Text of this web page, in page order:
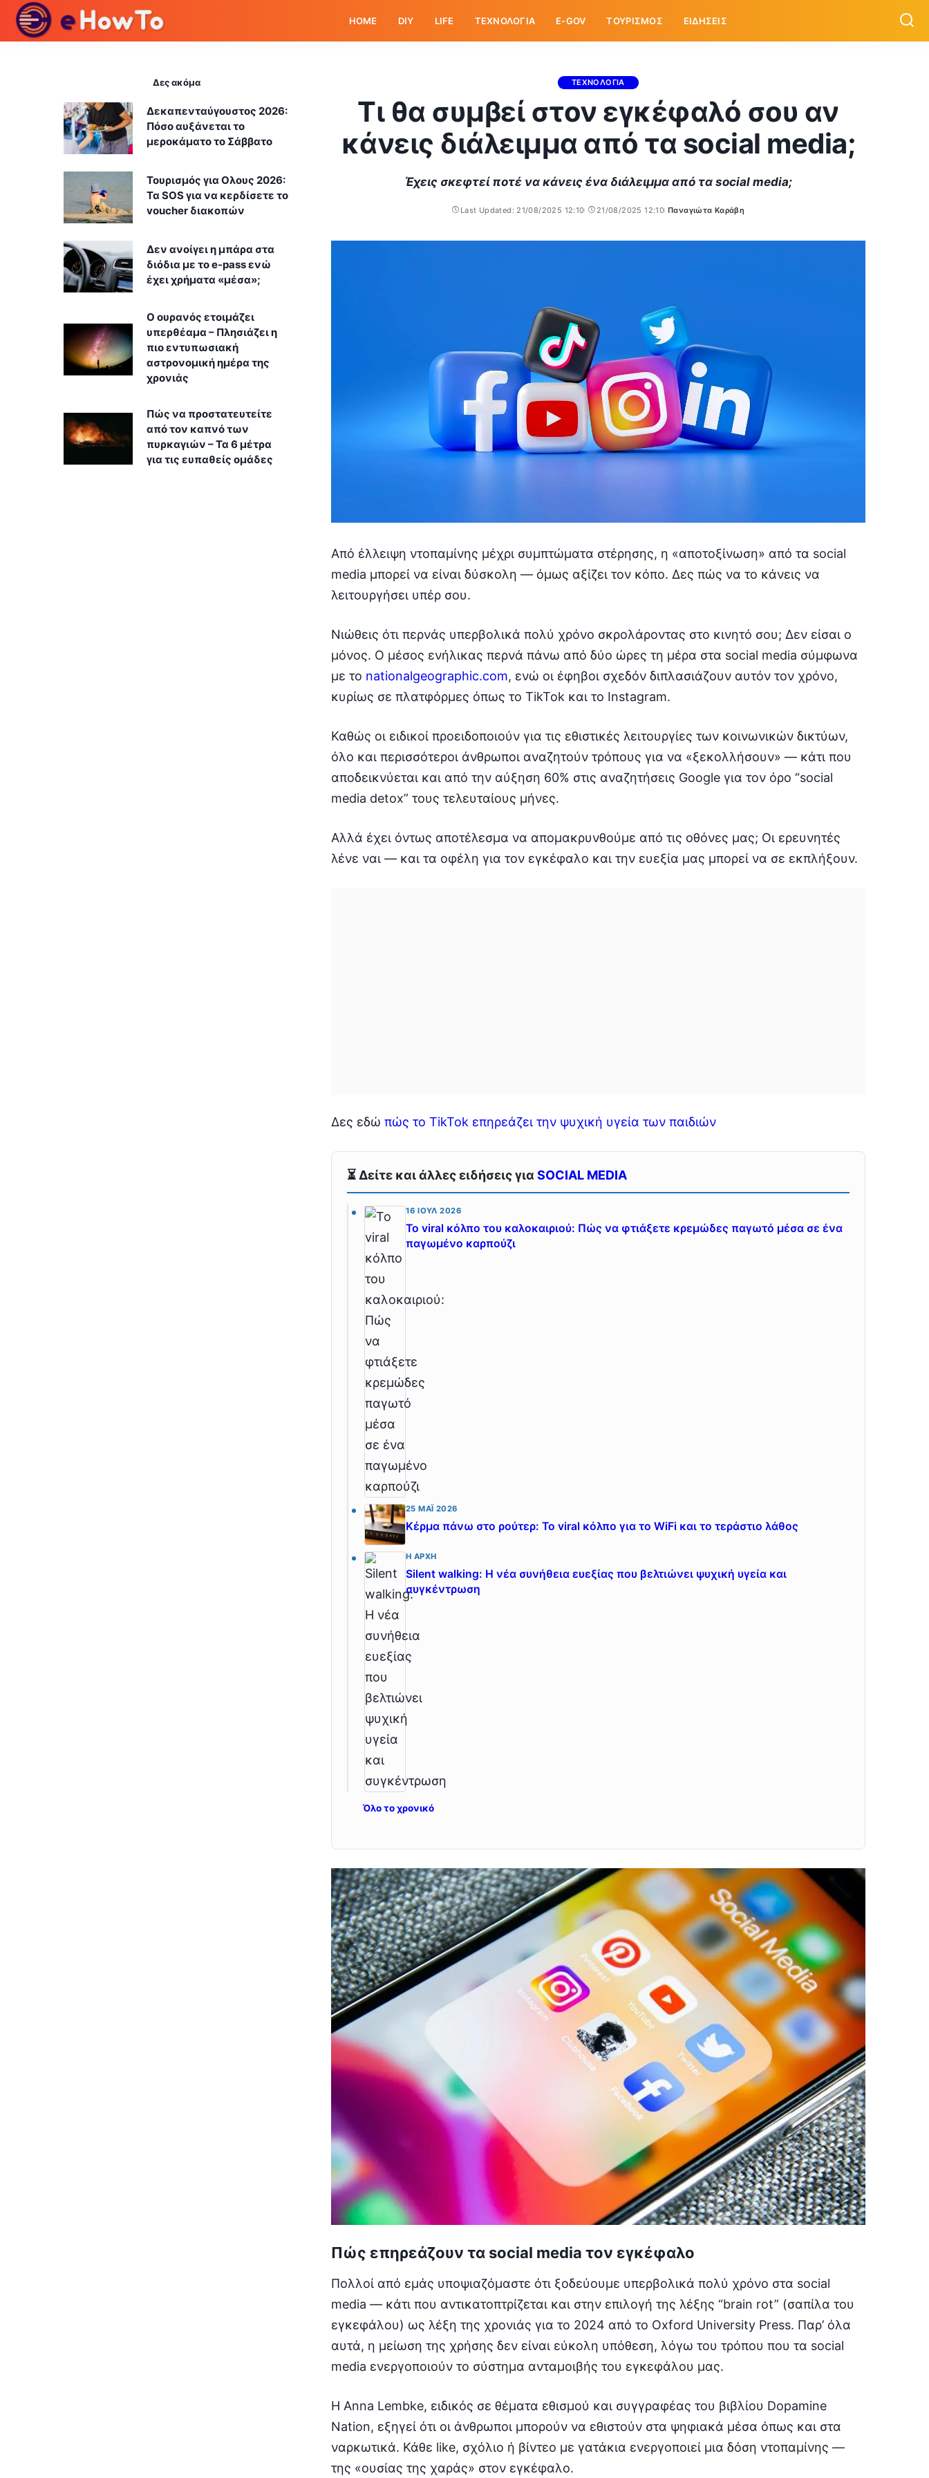
HOME DIY LIFE ΤΕΧΝΟΛΟΓΙΑ E-GOV ΤΟΥΡΙΣΜΟΣ ΕΙΔΗΣΕΙΣ
ΤΕΧΝΟΛΟΓΙΑ
Τι θα συμβεί στον εγκέφαλό σου αν
κάνεις διάλειμμα από τα social media;
Έχεις σκεφτεί ποτέ να κάνεις ένα διάλειμμα από τα social media;
Last Updated: 21/08/2025 12:10 21/08/2025 12:10
Posted
Παναγιώτα Καράβη
Από έλλειψη ντοπαμίνης μέχρι συμπτώματα στέρησης, η «αποτοξίνωση» από τα social
media μπορεί να είναι δύσκολη — όμως αξίζει τον κόπο. Δες πώς να το κάνεις να
λειτουργήσει υπέρ σου.
Νιώθεις ότι περνάς υπερβολικά πολύ χρόνο σκρολάροντας στο κινητό σου; Δεν είσαι ο
μόνος. Ο μέσος ενήλικας περνά πάνω από δύο ώρες τη μέρα στα social media σύμφωνα
με το nationalgeographic.com, ενώ οι έφηβοι σχεδόν διπλασιάζουν αυτόν τον χρόνο,
κυρίως σε πλατφόρμες όπως το TikTok και το Instagram.
Καθώς οι ειδικοί προειδοποιούν για τις εθιστικές λειτουργίες των κοινωνικών δικτύων,
όλο και περισσότεροι άνθρωποι αναζητούν τρόπους για να «ξεκολλήσουν» — κάτι που
αποδεικνύεται και από την αύξηση 60% στις αναζητήσεις Google για τον όρο “social
media detox” τους τελευταίους μήνες.
Αλλά έχει όντως αποτέλεσμα να απομακρυνθούμε από τις οθόνες μας; Οι ερευνητές
λένε ναι — και τα οφέλη για τον εγκέφαλο και την ευεξία μας μπορεί να σε εκπλήξουν.
Δες εδώ πώς το TikTok επηρεάζει την ψυχική υγεία των παιδιών
⏳ Δείτε και άλλες ειδήσεις γιαSOCIAL MEDIA
16 ΙΟΎΛ 2026
Το viral κόλπο του καλοκαιριού: Πώς να φτιάξετε κρεμώδες παγωτό μέσα σε ένα
παγωμένο καρπούζι
25 ΜΆΙ 2026
Κέρμα πάνω στο ρούτερ: Το viral κόλπο για το WiFi και το τεράστιο λάθος
Η ΑΡΧΉ
Silent walking: Η νέα συνήθεια ευεξίας που βελτιώνει ψυχική υγεία και
συγκέντρωση
Όλο το χρονικό
Πώς επηρεάζουν τα social media τον εγκέφαλο
Πολλοί από εμάς υποψιαζόμαστε ότι ξοδεύουμε υπερβολικά πολύ χρόνο στα social
media — κάτι που αντικατοπτρίζεται και στην επιλογή της λέξης “brain rot” (σαπίλα του
εγκεφάλου) ως λέξη της χρονιάς για το 2024 από το Oxford University Press. Παρ’ όλα
αυτά, η μείωση της χρήσης δεν είναι εύκολη υπόθεση, λόγω του τρόπου που τα social
media ενεργοποιούν το σύστημα ανταμοιβής του εγκεφάλου μας.
Η Anna Lembke, ειδικός σε θέματα εθισμού και συγγραφέας του βιβλίου Dopamine
Nation, εξηγεί ότι οι άνθρωποι μπορούν να εθιστούν στα ψηφιακά μέσα όπως και στα
ναρκωτικά. Κάθε like, σχόλιο ή βίντεο με γατάκια ενεργοποιεί μια δόση ντοπαμίνης —
της «ουσίας της χαράς» στον εγκέφαλο.
Δες ακόμα
Δεκαπενταύγουστος 2026:
Πόσο αυξάνεται το
μεροκάματο το Σάββατο
Τουρισμός για Ολους 2026:
Τα SOS για να κερδίσετε το
voucher διακοπών
Δεν ανοίγει η μπάρα στα
διόδια με το e-pass ενώ
έχει χρήματα «μέσα»;
Ο ουρανός ετοιμάζει
υπερθέαμα – Πλησιάζει η
πιο εντυπωσιακή
αστρονομική ημέρα της
χρονιάς
Πώς να προστατευτείτε
από τον καπνό των
πυρκαγιών – Τα 6 μέτρα
για τις ευπαθείς ομάδες